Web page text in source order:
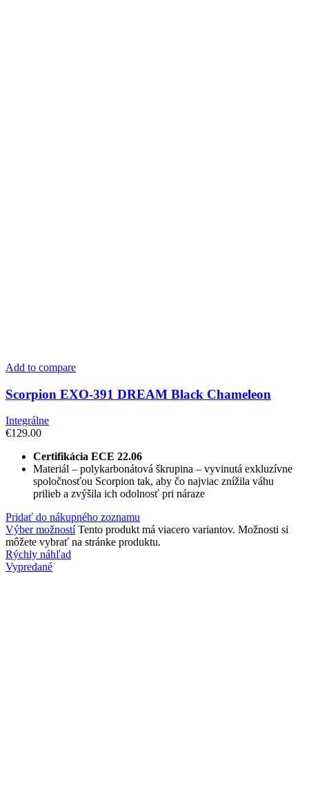
Add to compare
Scorpion EXO-391 DREAM Black Chameleon
Integrálne
€129.00
Certifikácia ECE 22.06
Materiál – polykarbonátová škrupina – vyvinutá exkluzívne
spoločnosťou Scorpion tak, aby čo najviac znížila váhu
prilieb a zvýšila ich odolnosť pri náraze
Pridať do nákupného zoznamu
Výber možností Tento produkt má viacero variantov. Možnosti si
môžete vybrať na stránke produktu.
Rýchly náhľad
Vypredané